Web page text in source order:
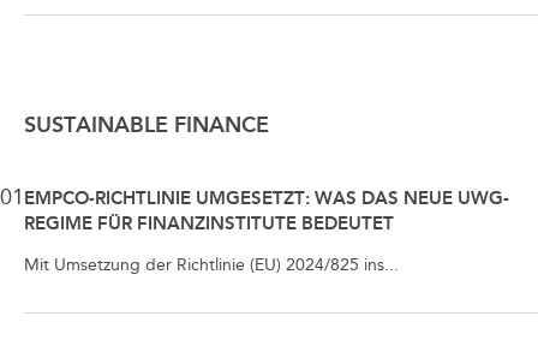
SUSTAINABLE FINANCE
01 EMPCO-RICHTLINIE UMGESETZT: WAS DAS NEUE UWG-
REGIME FÜR FINANZINSTITUTE BEDEUTET
Mit Umsetzung der Richtlinie (EU) 2024/825 ins...